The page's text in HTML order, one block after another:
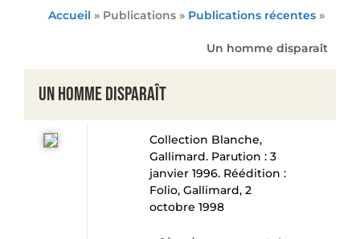
Accueil » Publications » Publications récentes »
Un homme disparaît
Un homme disparaît
Collection Blanche,
Gallimard. Parution : 3
janvier 1996. Réédition :
Folio, Gallimard, 2
octobre 1998